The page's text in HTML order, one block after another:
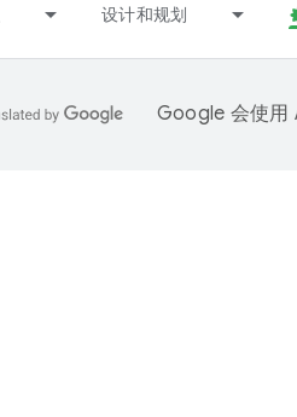
设计和规划
Google 会使用